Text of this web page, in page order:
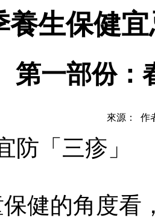
養生保健
第一部份：
來源： 作
「三疹」
的角度看